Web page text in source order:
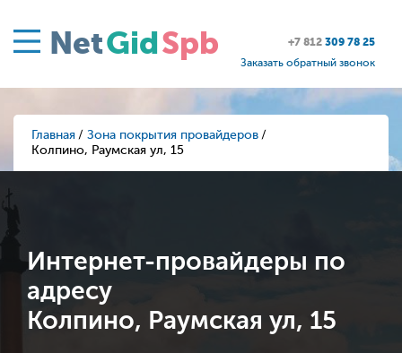
NetGidSpb +7 812 309 78 25
Заказать обратный звонок
Главная
Зона покрытия провайдеров
Колпино, Раумская ул, 15
Интернет-провайдеры по
адресу
Колпино, Раумская ул, 15